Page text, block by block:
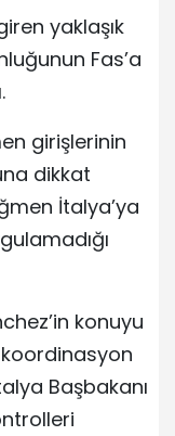
yaklaşık
Fas’a
girişlerinin
dikkat
İtalya’ya
konuyu
Başbakanı